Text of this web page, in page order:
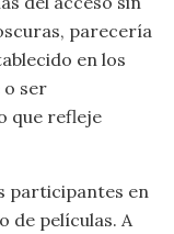
parecería
en los
ser
que refleje
participantes en
de películas. A